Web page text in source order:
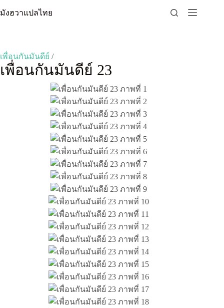
to
มังฮวาแปลไทย
เพื่อนกันมันดีย์ /
เพื่อนกันมันดีย์ 23